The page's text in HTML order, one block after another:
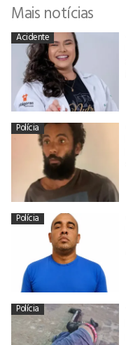
Mais notícias
Acidente
Polícia
Polícia
Polícia